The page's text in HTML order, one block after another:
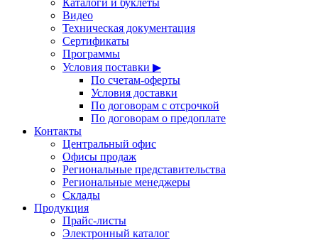
Видео
Техническая документация
Сертификаты
Программы
Условия поставки ▶
По счетам-оферты
Условия доставки
По договорам с отсрочкой
По договорам о предоплате
Контакты
Центральный офис
Офисы продаж
Региональные представительства
Региональные менеджеры
Склады
Продукция
Прайс-листы
Электронный каталог